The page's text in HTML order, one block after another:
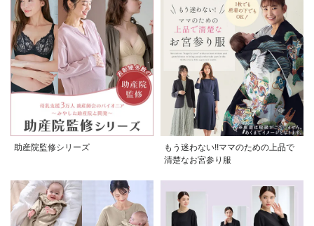
お買い物を続ける カートへ進む
助産院監修シリーズ
もう迷わない!!ママのための上品で
清楚なお宮参り服
お気に入り商品を確認する